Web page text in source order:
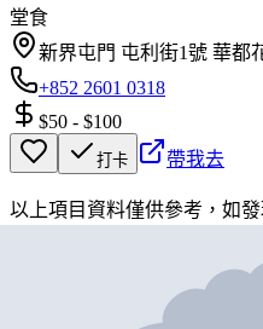
堂食
新界屯門 屯利街1號 華都
+852 2601 0318
$50 - $100
打卡 帶我去
以上項目資料僅供參考，如